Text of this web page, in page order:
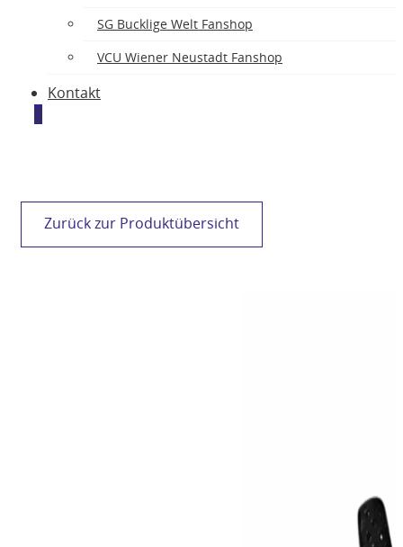
SG Bucklige Welt Fanshop
VCU Wiener Neustadt Fanshop
Kontakt
0
Zurück zur Produktübersicht